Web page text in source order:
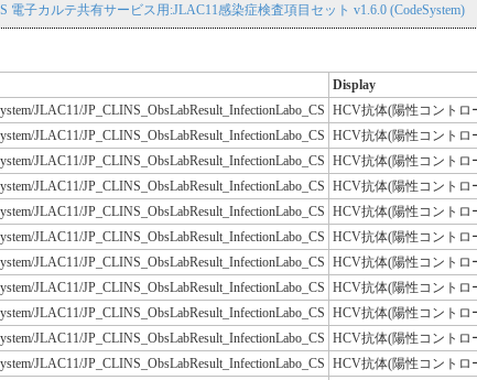
電子カルテ共有サービス用:JLAC11感染症検査項目セット v1.6.0 (CodeSystem)
Display
JLAC11/JP_CLINS_ObsLabResult_InfectionLabo_CS HCV抗体(陽性コントロ
JLAC11/JP_CLINS_ObsLabResult_InfectionLabo_CS HCV抗体(陽性コントロ
JLAC11/JP_CLINS_ObsLabResult_InfectionLabo_CS HCV抗体(陽性コントロ
JLAC11/JP_CLINS_ObsLabResult_InfectionLabo_CS HCV抗体(陽性コントロ
JLAC11/JP_CLINS_ObsLabResult_InfectionLabo_CS HCV抗体(陽性コントロ
JLAC11/JP_CLINS_ObsLabResult_InfectionLabo_CS HCV抗体(陽性コントロ
JLAC11/JP_CLINS_ObsLabResult_InfectionLabo_CS HCV抗体(陽性コントロ
JLAC11/JP_CLINS_ObsLabResult_InfectionLabo_CS HCV抗体(陽性コントロ
JLAC11/JP_CLINS_ObsLabResult_InfectionLabo_CS HCV抗体(陽性コントロ
JLAC11/JP_CLINS_ObsLabResult_InfectionLabo_CS HCV抗体(陽性コントロ
JLAC11/JP_CLINS_ObsLabResult_InfectionLabo_CS HCV抗体(陽性コントロ